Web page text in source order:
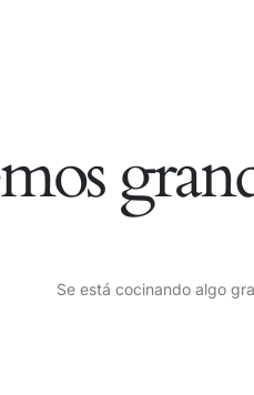
Se está cocinando algo